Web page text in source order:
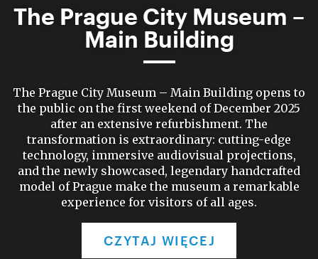
The Prague City Museum –
Main Building
The Prague City Museum – Main Building opens to
the public on the first weekend of December 2025
after an extensive refurbishment. The
transformation is extraordinary: cutting-edge
technology, immersive audiovisual projections,
and the newly showcased, legendary handcrafted
model of Prague make the museum a remarkable
experience for visitors of all ages.
CZYTAJ WIĘCEJ